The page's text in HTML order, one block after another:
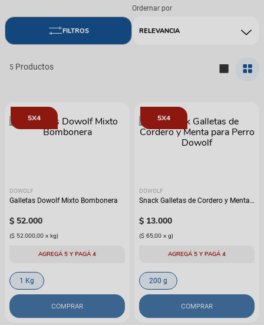
RELEVANCIA
5
5X4
DOWOLF
Galletas Dowolf Mixto Bombonera
$ 52.000
($ 52.000,00 x kg)
AGREGÁ 5 Y PAGÁ 4
1 Kg
COMPRAR
5X4
DOWOLF
Snack Galletas de Cordero y Menta
$ 13.000
($ 65,00 x g)
AGREGÁ 5 Y PAGÁ 4
200 g
COMPRAR